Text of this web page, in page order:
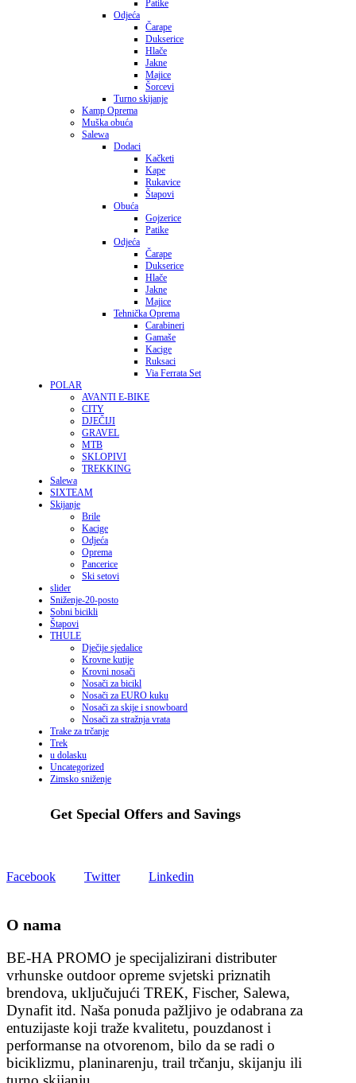
Patike
Odjeća
Čarape
Dukserice
Hlače
Jakne
Majice
Šorcevi
Turno skijanje
Kamp Oprema
Muška obuća
Salewa
Dodaci
Kačketi
Kape
Rukavice
Štapovi
Obuća
Gojzerice
Patike
Odjeća
Čarape
Dukserice
Hlače
Jakne
Majice
Tehnička Oprema
Carabineri
Gamaše
Kacige
Ruksaci
Via Ferrata Set
POLAR
AVANTI E-BIKE
CITY
DJEČIJI
GRAVEL
MTB
SKLOPIVI
TREKKING
Salewa
SIXTEAM
Skijanje
Brile
Kacige
Odjeća
Oprema
Pancerice
Ski setovi
slider
Sniženje-20-posto
Sobni bicikli
Štapovi
THULE
Dječije sjedalice
Krovne kutije
Krovni nosači
Nosači za bicikl
Nosači za EURO kuku
Nosači za skije i snowboard
Nosači za stražnja vrata
Trake za trčanje
Trek
u dolasku
Uncategorized
Zimsko sniženje
Get Special Offers and Savings
Facebook Twitter Linkedin
O nama
BE-HA PROMO je specijalizirani distributer
vrhunske outdoor opreme svjetski priznatih
brendova, uključujući TREK, Fischer, Salewa,
Dynafit itd. Naša ponuda pažljivo je odabrana za
entuzijaste koji traže kvalitetu, pouzdanost i
performanse na otvorenom, bilo da se radi o
biciklizmu, planinarenju, trail trčanju, skijanju ili